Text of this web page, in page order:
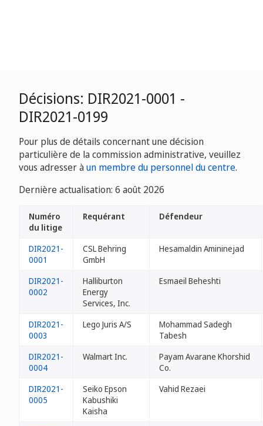
Décisions: DIR2021-0001 -
DIR2021-0199
Pour plus de détails concernant une décision
particulière de la commission administrative, veuillez
vous adresser àun membre du personnel du centre.
Dernière actualisation: 6 août 2026
Numéro
du litige
Requérant Défendeur
DIR2021-
0001
CSL Behring
GmbH
Hesamaldin Amininejad
DIR2021-
0002
Halliburton
Energy
Services, Inc.
Esmaeil Beheshti
DIR2021-
0003
Lego Juris A/S
Mohammad Sadegh
Tabesh
DIR2021-
0004
Walmart Inc.
Payam Avarane Khorshid
Co.
DIR2021-
0005
Seiko Epson
Kabushiki
Kaisha
Vahid Rezaei